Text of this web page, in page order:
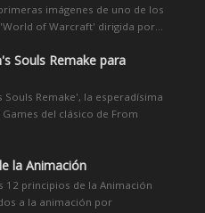
imágenes de uno de los
of Warcraft' dirigida por...
Souls Remake para
Remake', la esperadísima
del clásico de From
la Animación
12 principios de la Animación
a la animación por